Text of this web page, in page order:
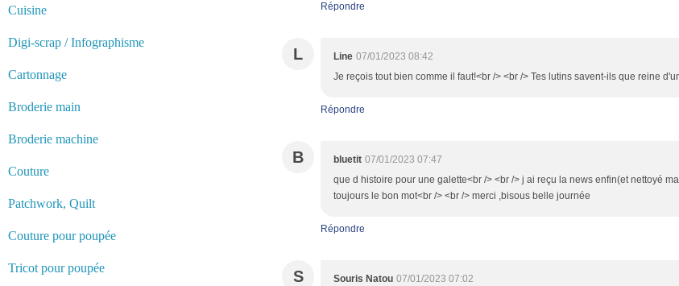
Cuisine
Digi-scrap / Infographisme
Cartonnage
Broderie main
Broderie machine
Couture
Patchwork, Quilt
Couture pour poupée
Tricot pour poupée
Répondre
L Line 07/01/2023 08:42
Je reçois tout bien comme il faut!<br /> <br /> Tes lutins savent-ils que reine
Répondre
B bluetit 07/01/2023 07:47
que d histoire pour une galette<br /> <br /> j ai reçu la news enfin(et nettoyé
toujours le bon mot<br /> <br /> merci ,bisous belle journée
Répondre
S Souris Natou 07/01/2023 07:02